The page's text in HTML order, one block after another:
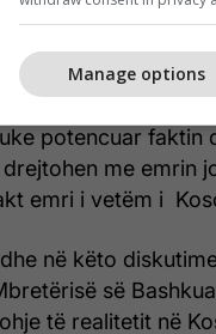
theksoi se
nga Gjykata
potencuar faktin
me emrin
emri i vetëm i
në këto
së
të realitetit në
Manage options